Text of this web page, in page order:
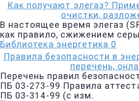
Как получают элегаз?
очистки,
В настоящее время элегаз
как правило, сжижением
Библиотека энергетика 0
Правила безопасности в
перечень,
Перечень правил
ПБ 03-273-99 Правила
ПБ 03-314-99 (с изм.